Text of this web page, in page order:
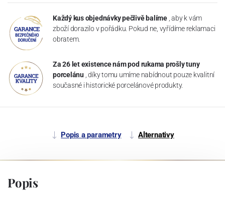
Každý kus objednávky pečlivě balíme , aby k vám
zboží dorazilo v pořádku. Pokud ne, vyřídíme reklamaci
obratem.
Za 26 let existence nám pod rukama prošly tuny
porcelánu , díky tomu umíme nabídnout pouze kvalitní
současné i historické porcelánové produkty.
Popis a parametry Alternativy
Popis